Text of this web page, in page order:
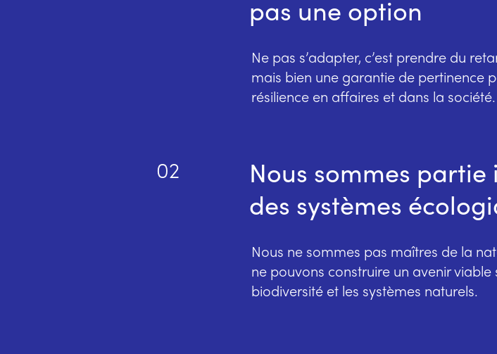
pas une option
Ne pas s’adapter, c’est prendre du
mais bien une garantie de pertinence
résilience en affaires et dans la société.
02
Nous sommes
des systèmes
Nous ne sommes pas maîtres de la
ne pouvons construire un avenir
biodiversité et les systèmes naturels.